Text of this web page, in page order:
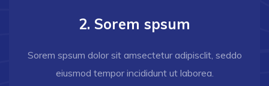
2. Sorem spsum
Sorem spsum dolor sit amsectetur adipisclit, seddo
eiusmod tempor incididunt ut laborea.